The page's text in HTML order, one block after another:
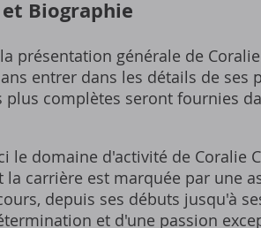
et Biographie
présentation générale de
entrer dans les détails de ses
complètes seront fournies
le domaine d'activité de Coralie
carrière est marquée par une
depuis ses débuts jusqu'à
et d'une passion